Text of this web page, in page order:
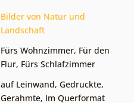
Bilder von Natur und
Landschaft
Fürs Wohnzimmer, Für den
Flur, Fürs Schlafzimmer
auf Leinwand, Gedruckte,
Gerahmte, Im Querformat